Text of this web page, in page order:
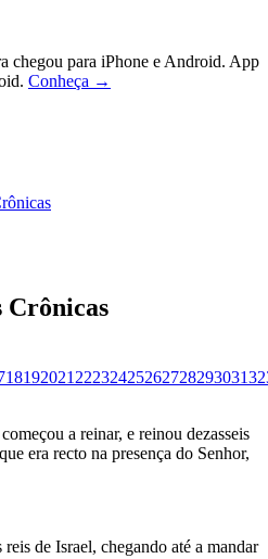
chegou para iPhone e Android. App
Conheça →
Crônicas
18192021 2223242526272829303132
a reinar, e reinou dezasseis
era recto na presença do Senhor,
de Israel, chegando até a mandar